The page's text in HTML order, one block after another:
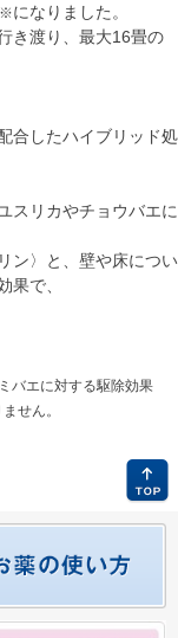
※になりました。
き渡り、最大16畳の
合したハイブリッド処
スリカやチョウバエに
ン〉と、壁や床につい
果で、
バエに対する駆除効果
せん。